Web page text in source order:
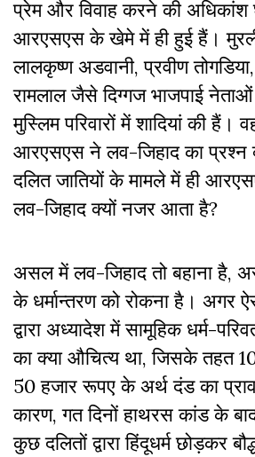
प्रेम और विवाह करने की अधिकांश
आरएसएस के खेमे में ही हुई हैं।
लालकृष्ण अडवानी, प्रवीण
रामलाल जैसे दिग्गज भाजपाई नेताओं
मुस्लिम परिवारों में शादियां की हैं।
आरएसएस ने लव-जिहाद का प्रश्न
दलित जातियों के मामले में ही
लव-जिहाद क्यों नजर आता है?
असल में लव-जिहाद तो बहाना है,
के धर्मान्तरण को रोकना है। अगर
द्वारा अध्यादेश में सामूहिक धर्म-
का क्या औचित्य था, जिसके तहत
50 हजार रूपए के अर्थ दंड का
कारण, गत दिनों हाथरस कांड के
कुछ दलितों द्वारा हिंदूधर्म छोड़कर